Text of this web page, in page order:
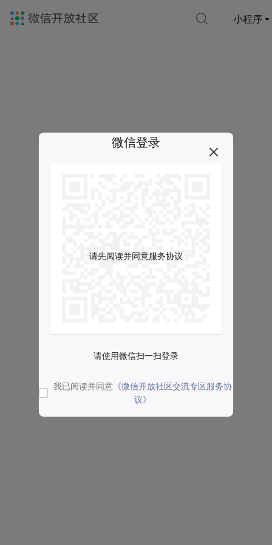
小程序
微信登录
请先阅读并同意服务协议
请使用微信扫一扫登录
我已阅读并同意 《微信开放社区交流专区服务协
议》